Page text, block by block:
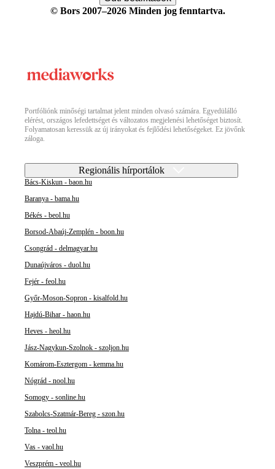
© Bors 2007–2026 Minden jog fenntartva.
Portfóliónk minőségi tartalmat jelent minden olvasó számára. Egyedülálló
elérést, országos lefedettséget és változatos megjelenési lehetőséget biztosít.
Folyamatosan keressük az új irányokat és fejlődési lehetőségeket. Ez jövőnk
záloga.
Regionális hírportálok
Bács-Kiskun - baon.hu
Baranya - bama.hu
Békés - beol.hu
Borsod-Abaúj-Zemplén - boon.hu
Csongrád - delmagyar.hu
Dunaújváros - duol.hu
Fejér - feol.hu
Győr-Moson-Sopron - kisalfold.hu
Hajdú-Bihar - haon.hu
Heves - heol.hu
Jász-Nagykun-Szolnok - szoljon.hu
Komárom-Esztergom - kemma.hu
Nógrád - nool.hu
Somogy - sonline.hu
Szabolcs-Szatmár-Bereg - szon.hu
Tolna - teol.hu
Vas - vaol.hu
Veszprém - veol.hu